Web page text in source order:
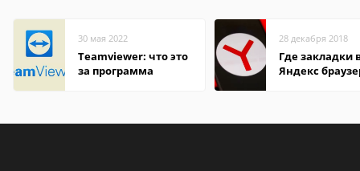
30 мая 2022
Teamviewer: что это
за программа
28 декабря 2018
Где закладки
Яндекс